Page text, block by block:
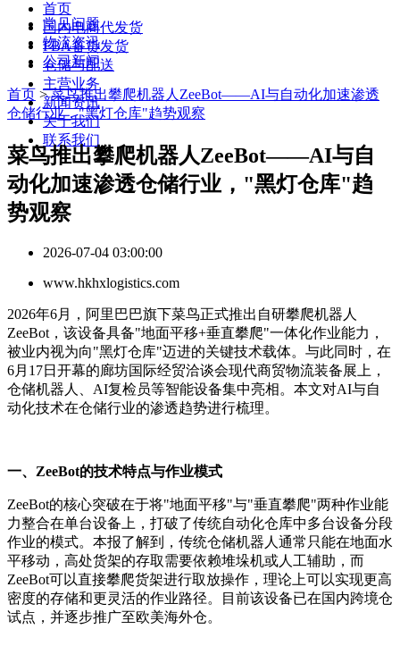
首页
国内电商代发货
FBA备货发货
仓储与配送
主营业务
新闻资讯
关于我们
联系我们
常见问题
物流资讯
公司新闻
首页 >菜鸟推出攀爬机器人ZeeBot——AI与自动化加速渗透
仓储行业，"黑灯仓库"趋势观察
菜鸟推出攀爬机器人ZeeBot——AI与自
动化加速渗透仓储行业，"黑灯仓库"趋
势观察
2026-07-04 03:00:00
www.hkhxlogistics.com
2026年6月，阿里巴巴旗下菜鸟正式推出自研攀爬机器人
ZeeBot，该设备具备"地面平移+垂直攀爬"一体化作业能力，
被业内视为向"黑灯仓库"迈进的关键技术载体。与此同时，在
6月17日开幕的廊坊国际经贸洽谈会现代商贸物流装备展上，
仓储机器人、AI复检员等智能设备集中亮相。本文对AI与自
动化技术在仓储行业的渗透趋势进行梳理。
一、 ZeeBot的技术特点与作业模式
ZeeBot的核心突破在于将"地面平移"与"垂直攀爬"两种作业能
力整合在单台设备上，打破了传统自动化仓库中多台设备分段
作业的模式。本报了解到，传统仓储机器人通常只能在地面水
平移动，高处货架的存取需要依赖堆垛机或人工辅助，而
ZeeBot可以直接攀爬货架进行取放操作，理论上可以实现更高
密度的存储和更灵活的作业路径。目前该设备已在国内跨境仓
试点，并逐步推广至欧美海外仓。